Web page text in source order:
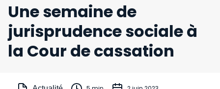
Une semaine de
jurisprudence sociale à
la Cour de cassation